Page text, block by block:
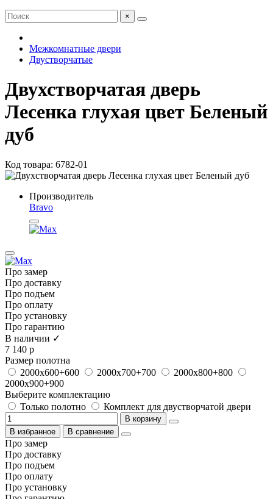
×
Межкомнатные двери
Двустворчатые
Двухстворчатая дверь
Лесенка глухая цвет Беленый
дуб
Код товара: 6782-01
Производитель
Bravo
Про замер
Про доставку
Про подъем
Про оплату
Про установку
Про гарантию
В наличии ✓
7 140 р
Размер полотна
2000х600+600
2000х700+700
2000х800+800
2000х900+900
Выберите комплектацию
Только полотно
Комплект для двустворчатой двери
В корзину
В избранное
В сравнение
Про замер
Про доставку
Про подъем
Про оплату
Про установку